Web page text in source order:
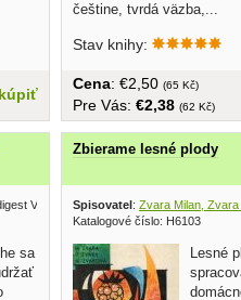
kúpiť
češtine, tvrdá väzba,...
Stav knihy:
Cena: €2,50 (65 Kč)
Pre Vás: €2,38 (62 Kč)
Výber 2000
sa
Zbierame lesné plody
Spisovatel: Zvara Milan, Zvara
Katalogové číslo: H6103
Lesné